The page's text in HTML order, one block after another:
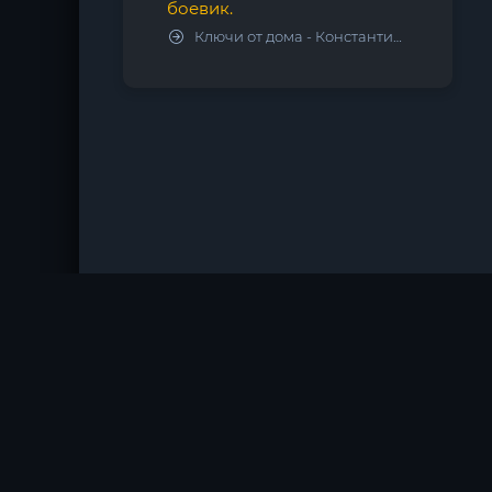
боевик.
Ключи от дома - Константин Калбазов